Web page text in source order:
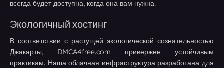
всегда будет доступна, когда она вам нужна.
Экологичный хостинг
В соответствии с растущей экологической сознательностью
Джакарты, DMCA4free.com привержен устойчивым
практикам. Наша облачная инфраструктура разработана для